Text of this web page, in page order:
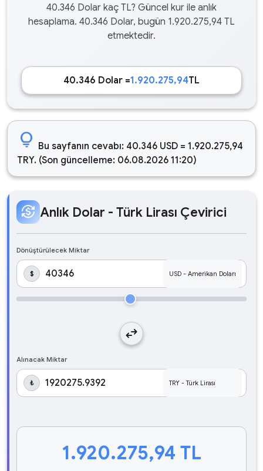
40.346 Dolar kaç TL? Güncel kur ile anlık
hesaplama. 40.346 Dolar, bugün 1.920.275,94 TL
etmektedir.
40.346 Dolar =1.920.275,94TL
lightbulb Bu sayfanın cevabı: 40.346 USD = 1.920.275,94
TRY. (Son güncelleme: 06.08.2026 11:20)
currency_exchange Anlık Dolar - Türk Lirası Çevirici
Dönüştürülecek Miktar
$
swap_horiz
Alınacak Miktar
₺
1.920.275,94 TL